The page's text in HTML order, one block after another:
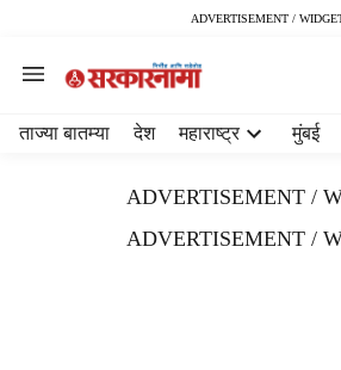
ADVERTISEMENT /
ताज्या बातम्या देश महाराष्ट्र मुंबई
ADVERTISEMENT /
ADVERTISEMENT /